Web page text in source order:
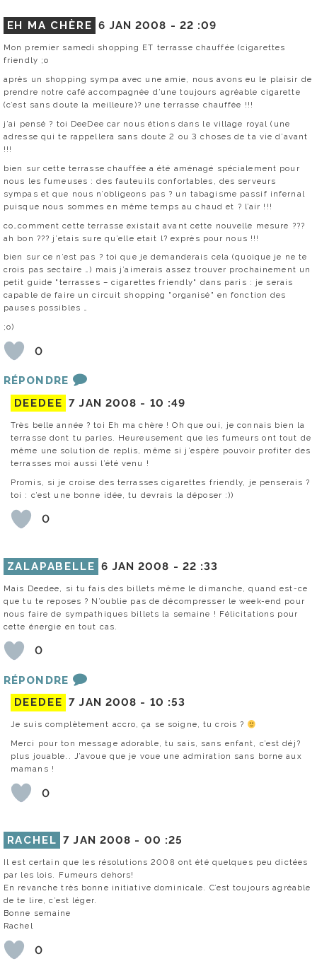
EH MA CHÈRE 6 JAN 2008 - 22 :09
Mon premier samedi shopping ET terrasse chauffée (cigarettes
friendly ;o
après un shopping sympa avec une amie, nous avons eu le plaisir de
prendre notre café accompagnée d’une toujours agréable cigarette
(c’est sans doute la meilleure)? une terrasse chauffée !!!
j’ai pensé ? toi DeeDee car nous étions dans le village royal (une
adresse qui te rappellera sans doute 2 ou 3 choses de ta vie d’avant
!!!
bien sur cette terrasse chauffée a été aménagé spécialement pour
nous les fumeuses : des fauteuils confortables, des serveurs
sympas et que nous n’obligeons pas ? un tabagisme passif infernal
puisque nous sommes en même temps au chaud et ? l’air !!!
co…comment cette terrasse existait avant cette nouvelle mesure ???
ah bon ??? j’etais sure qu’elle etait l? exprès pour nous !!!
bien sur ce n’est pas ? toi que je demanderais cela (quoique je ne te
crois pas sectaire …) mais j’aimerais assez trouver prochainement un
petit guide "terrasses – cigarettes friendly" dans paris : je serais
capable de faire un circuit shopping "organisé" en fonction des
pauses possibles …
;o)
0
RÉPONDRE
DEEDEE 7 JAN 2008 - 10 :49
Très belle année ? toi Eh ma chère ! Oh que oui, je connais bien la
terrasse dont tu parles. Heureusement que les fumeurs ont tout de
même une solution de replis, même si j’espère pouvoir profiter des
terrasses moi aussi l’été venu !
Promis, si je croise des terrasses cigarettes friendly, je penserais ?
toi : c’est une bonne idée, tu devrais la déposer :))
0
ZALAPABELLE 6 JAN 2008 - 22 :33
Mais Deedee, si tu fais des billets même le dimanche, quand est-ce
que tu te reposes ? N’oublie pas de décompresser le week-end pour
nous faire de sympathiques billets la semaine ! Félicitations pour
cette énergie en tout cas.
0
RÉPONDRE
DEEDEE 7 JAN 2008 - 10 :53
Je suis complètement accro, ça se soigne, tu crois ?
Merci pour ton message adorable, tu sais, sans enfant, c’est déj?
plus jouable.. J’avoue que je voue une admiration sans borne aux
mamans !
0
RACHEL 7 JAN 2008 - 00 :25
Il est certain que les résolutions 2008 ont été quelques peu dictées
par les lois. Fumeurs dehors!
En revanche très bonne initiative dominicale. C’est toujours agréable
de te lire, c’est léger.
Bonne semaine
Rachel
0